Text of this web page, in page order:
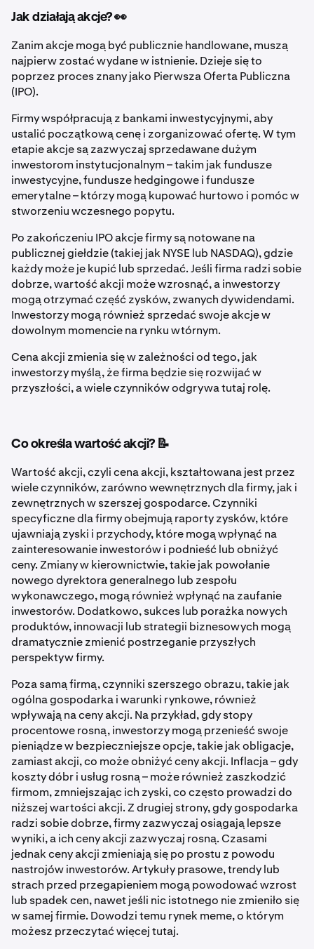
Jak działają akcje? 👀
Zanim akcje mogą być publicznie handlowane, muszą
najpierw zostać wydane w istnienie. Dzieje się to
poprzez proces znany jako Pierwsza Oferta Publiczna
(IPO).
Firmy współpracują z bankami inwestycyjnymi, aby
ustalić początkową cenę i zorganizować ofertę. W tym
etapie akcje są zazwyczaj sprzedawane dużym
inwestorom instytucjonalnym – takim jak fundusze
inwestycyjne, fundusze hedgingowe i fundusze
emerytalne – którzy mogą kupować hurtowo i pomóc w
stworzeniu wczesnego popytu.
Po zakończeniu IPO akcje firmy są notowane na
publicznej giełdzie (takiej jak NYSE lub NASDAQ), gdzie
każdy może je kupić lub sprzedać. Jeśli firma radzi sobie
dobrze, wartość akcji może wzrosnąć, a inwestorzy
mogą otrzymać część zysków, zwanych dywidendami.
Inwestorzy mogą również sprzedać swoje akcje w
dowolnym momencie na rynku wtórnym.
Cena akcji zmienia się w zależności od tego, jak
inwestorzy myślą, że firma będzie się rozwijać w
przyszłości, a wiele czynników odgrywa tutaj rolę.
Co określa wartość akcji? 📝
Wartość akcji, czyli cena akcji, kształtowana jest przez
wiele czynników, zarówno wewnętrznych dla firmy, jak i
zewnętrznych w szerszej gospodarce. Czynniki
specyficzne dla firmy obejmują raporty zysków, które
ujawniają zyski i przychody, które mogą wpłynąć na
zainteresowanie inwestorów i podnieść lub obniżyć
ceny. Zmiany w kierownictwie, takie jak powołanie
nowego dyrektora generalnego lub zespołu
wykonawczego, mogą również wpłynąć na zaufanie
inwestorów. Dodatkowo, sukces lub porażka nowych
produktów, innowacji lub strategii biznesowych mogą
dramatycznie zmienić postrzeganie przyszłych
perspektyw firmy.
Poza samą firmą, czynniki szerszego obrazu, takie jak
ogólna gospodarka i warunki rynkowe, również
wpływają na ceny akcji. Na przykład, gdy stopy
procentowe rosną, inwestorzy mogą przenieść swoje
pieniądze w bezpieczniejsze opcje, takie jak obligacje,
zamiast akcji, co może obniżyć ceny akcji. Inflacja – gdy
koszty dóbr i usług rosną – może również zaszkodzić
firmom, zmniejszając ich zyski, co często prowadzi do
niższej wartości akcji. Z drugiej strony, gdy gospodarka
radzi sobie dobrze, firmy zazwyczaj osiągają lepsze
wyniki, a ich ceny akcji zazwyczaj rosną. Czasami
jednak ceny akcji zmieniają się po prostu z powodu
nastrojów inwestorów. Artykuły prasowe, trendy lub
strach przed przegapieniem mogą powodować wzrost
lub spadek cen, nawet jeśli nic istotnego nie zmieniło się
w samej firmie. Dowodzi temu rynek meme, o którym
możesz przeczytać więcej tutaj.